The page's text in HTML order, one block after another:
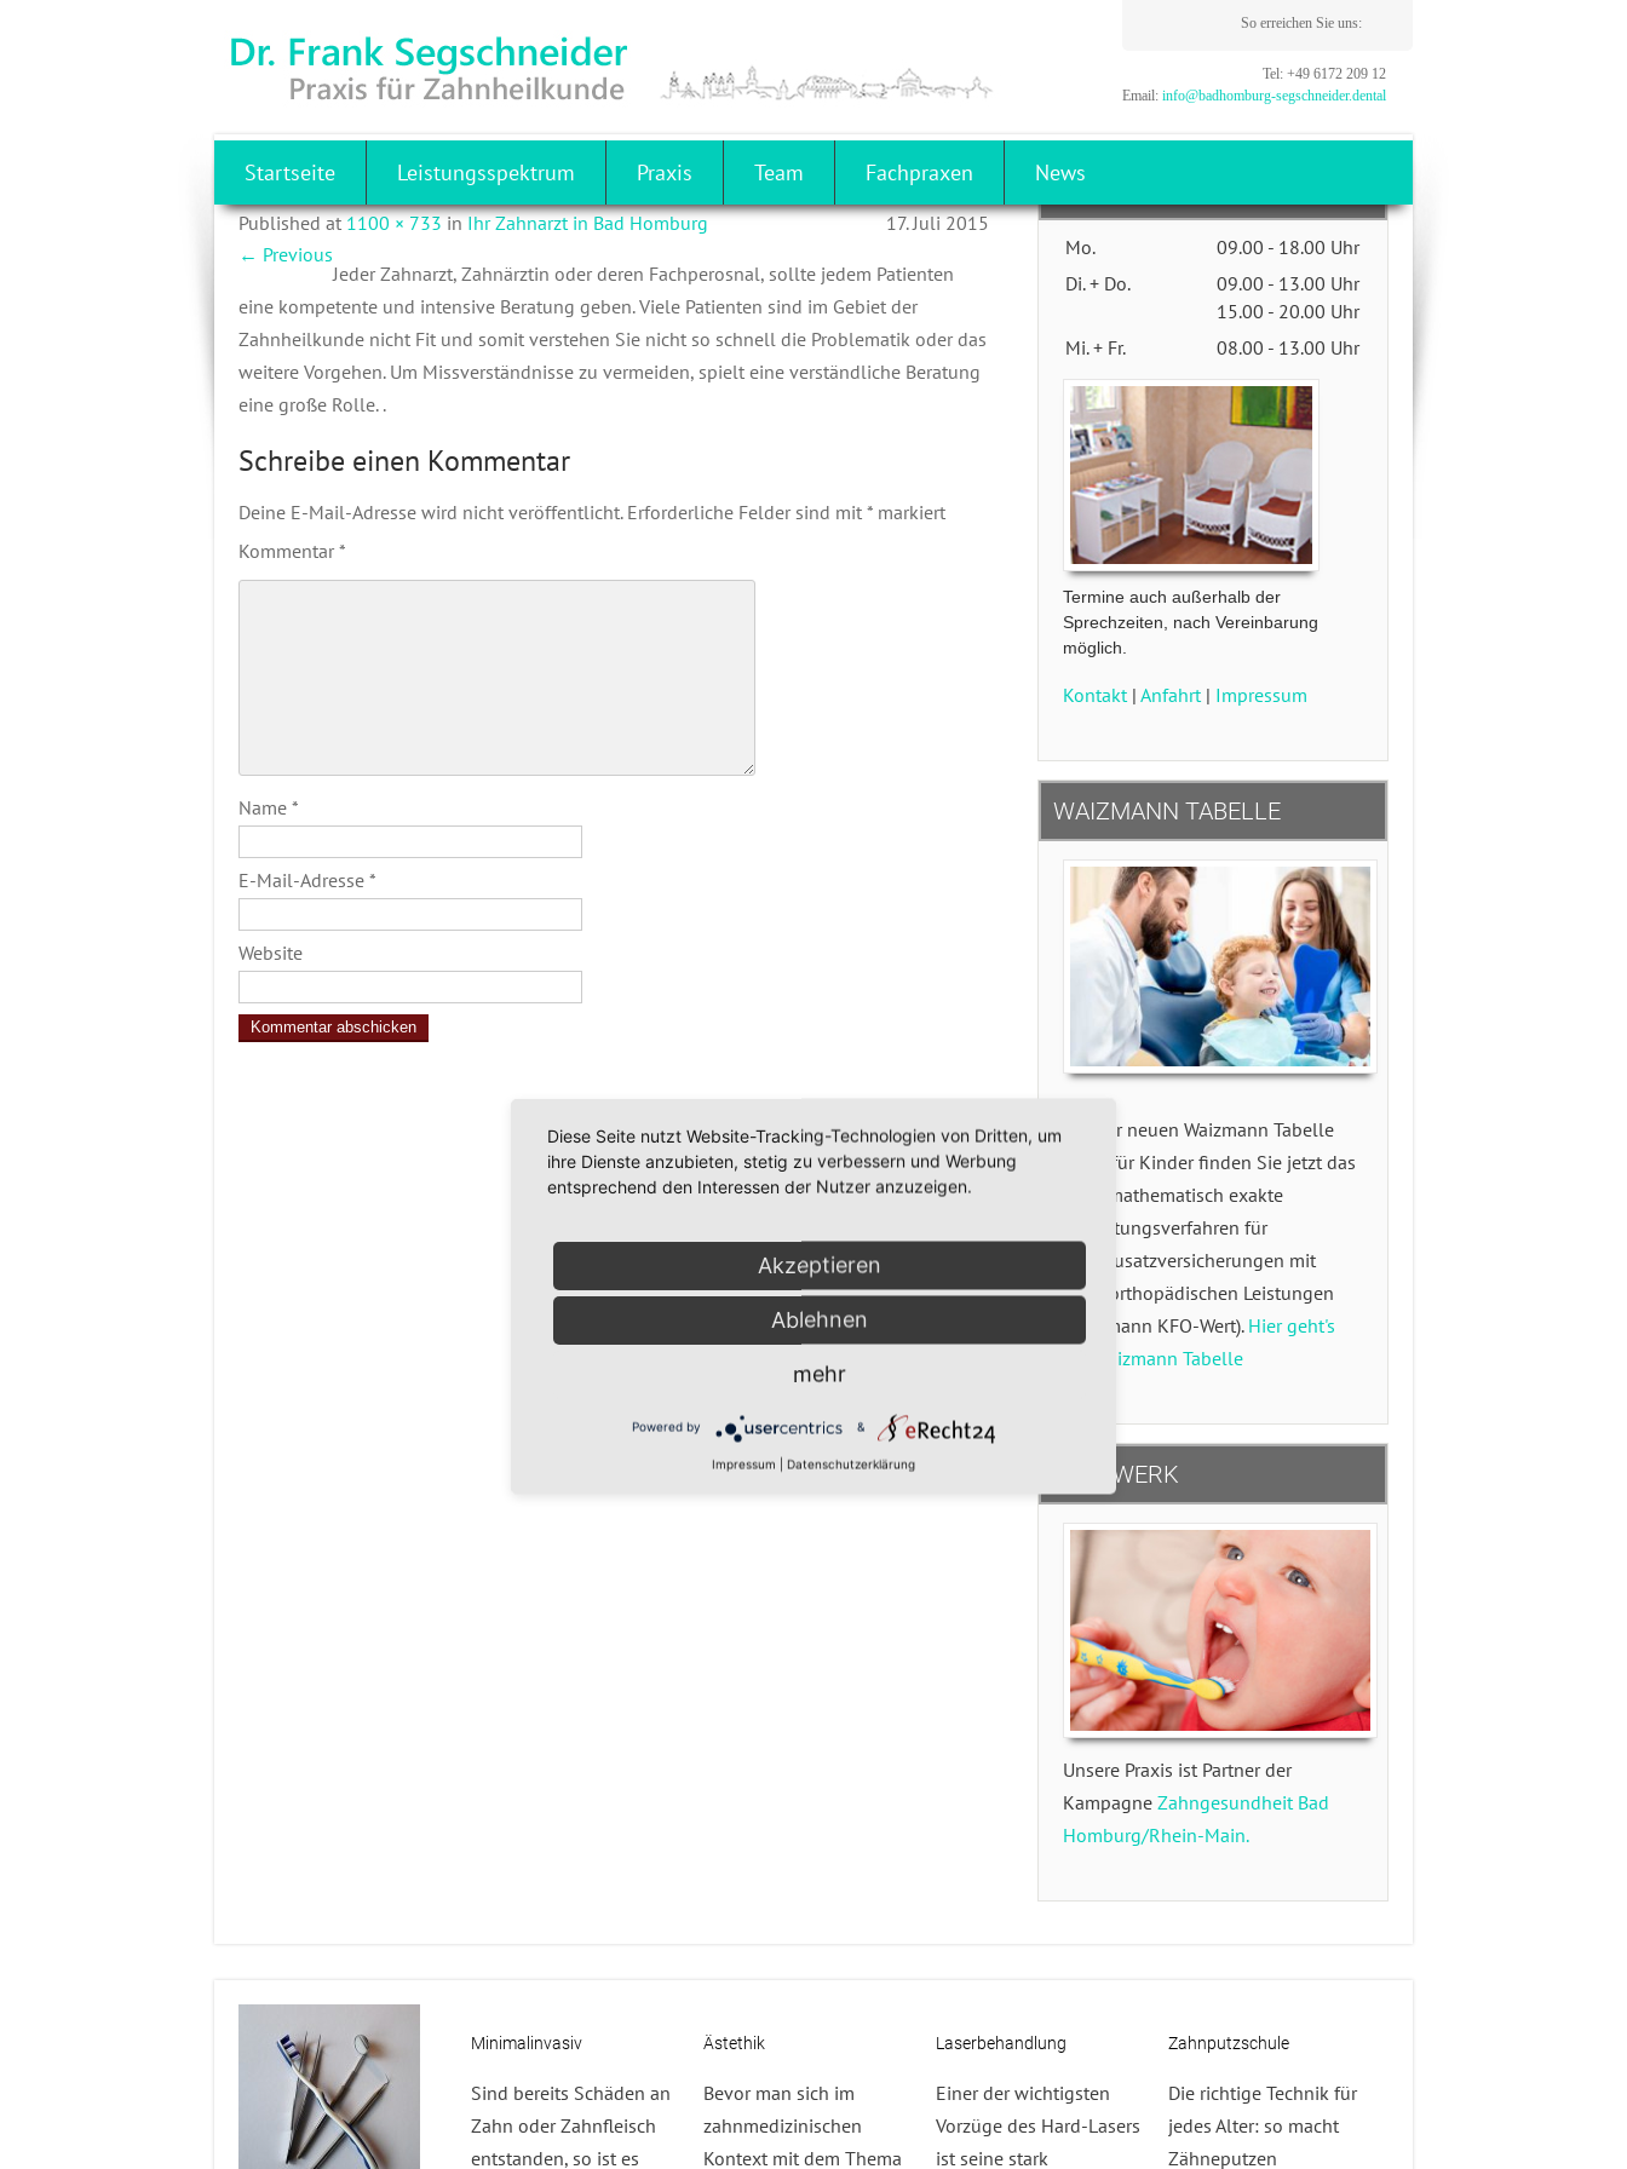
So erreichen Sie uns:
Tel: +49 6172 209 12
Email: info@badhomburg-segschneider.dental
Startseite Leistungsspektrum Praxis Team Fachpraxen News
RS977_BERATUNG-AUGENHOEHE-001-SCR
Published 17. Juli 2015
at1100 × 733inIhr Zahnarzt in Bad Homburg
← Previous
Jeder Zahnarzt, Zahnärztin oder deren Fachperosnal, sollte jedem Patienten
eine kompetente und intensive Beratung geben. Viele Patienten sind im Gebiet der
Zahnheilkunde nicht Fit und somit verstehen Sie nicht so schnell die Problematik oder das
weitere Vorgehen. Um Missverständnisse zu vermeiden, spielt eine verständliche Beratung
eine große Rolle. .
Schreibe einen Kommentar
Deine E-Mail-Adresse wird nicht veröffentlicht. Erforderliche Felder sind mit * markiert
Kommentar *
Name *
E-Mail-Adresse *
Website
PRAXISZEITEN
Mo.
09.00 - 18.00 Uhr
Di. + Do.
09.00 - 13.00 Uhr
15.00 - 20.00 Uhr
Mi. + Fr.
08.00 - 13.00 Uhr
Termine auch außerhalb der
Sprechzeiten, nach Vereinbarung
möglich.
Kontakt| Anfahrt| Impressum
WAIZMANN TABELLE
Auf der neuen Waizmann Tabelle
2019 für Kinder finden Sie jetzt das
erste mathematisch exakte
Bewertungsverfahren für
Zahnzusatzversicherungen mit
kieferorthopädischen Leistungen
(Waizmann KFO-Wert). Hier geht's
zur Waizmann Tabelle
NETZWERK
Unsere Praxis ist Partner der
Kampagne Zahngesundheit Bad
Homburg/Rhein-Main.
Minimalinvasiv
Sind bereits Schäden an
Zahn oder Zahnfleisch
entstanden, so ist es
Ästethik
Bevor man sich im
zahnmedizinischen
Kontext mit dem Thema
Laserbehandlung
Einer der wichtigsten
Vorzüge des Hard-Lasers
ist seine stark
Zahnputzschule
Die richtige Technik für
jedes Alter: so macht
Zähneputzen
Diese Seite nutzt Website-Tracking-Technologien von Dritten, um
ihre Dienste anzubieten, stetig zu verbessern und Werbung
entsprechend den Interessen der Nutzer anzuzeigen.
Akzeptieren
Ablehnen
mehr
Powered by &
Impressum | Datenschutzerklärung